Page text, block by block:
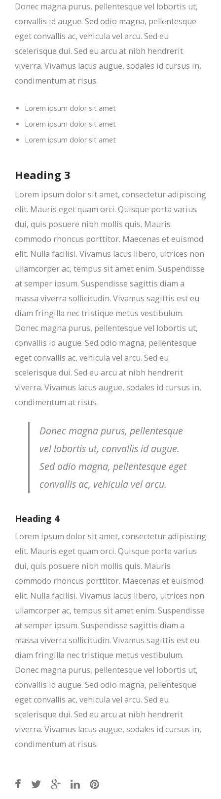
Donec magna purus, pellentesque vel lobortis ut,
convallis id augue. Sed odio magna, pellentesque
eget convallis ac, vehicula vel arcu. Sed eu
scelerisque dui. Sed eu arcu at nibh hendrerit
viverra. Vivamus lacus augue, sodales id cursus in,
condimentum at risus.
Lorem ipsum dolor sit amet
Lorem ipsum dolor sit amet
Lorem ipsum dolor sit amet
Heading 3
Lorem ipsum dolor sit amet, consectetur adipiscing
elit. Mauris eget quam orci. Quisque porta varius
dui, quis posuere nibh mollis quis. Mauris
commodo rhoncus porttitor. Maecenas et euismod
elit. Nulla facilisi. Vivamus lacus libero, ultrices non
ullamcorper ac, tempus sit amet enim. Suspendisse
at semper ipsum. Suspendisse sagittis diam a
massa viverra sollicitudin. Vivamus sagittis est eu
diam fringilla nec tristique metus vestibulum.
Donec magna purus, pellentesque vel lobortis ut,
convallis id augue. Sed odio magna, pellentesque
eget convallis ac, vehicula vel arcu. Sed eu
scelerisque dui. Sed eu arcu at nibh hendrerit
viverra. Vivamus lacus augue, sodales id cursus in,
condimentum at risus.
Donec magna purus, pellentesque
vel lobortis ut, convallis id augue.
Sed odio magna, pellentesque eget
convallis ac, vehicula vel arcu.
Heading 4
Lorem ipsum dolor sit amet, consectetur adipiscing
elit. Mauris eget quam orci. Quisque porta varius
dui, quis posuere nibh mollis quis. Mauris
commodo rhoncus porttitor. Maecenas et euismod
elit. Nulla facilisi. Vivamus lacus libero, ultrices non
ullamcorper ac, tempus sit amet enim. Suspendisse
at semper ipsum. Suspendisse sagittis diam a
massa viverra sollicitudin. Vivamus sagittis est eu
diam fringilla nec tristique metus vestibulum.
Donec magna purus, pellentesque vel lobortis ut,
convallis id augue. Sed odio magna, pellentesque
eget convallis ac, vehicula vel arcu. Sed eu
scelerisque dui. Sed eu arcu at nibh hendrerit
viverra. Vivamus lacus augue, sodales id cursus in,
condimentum at risus.